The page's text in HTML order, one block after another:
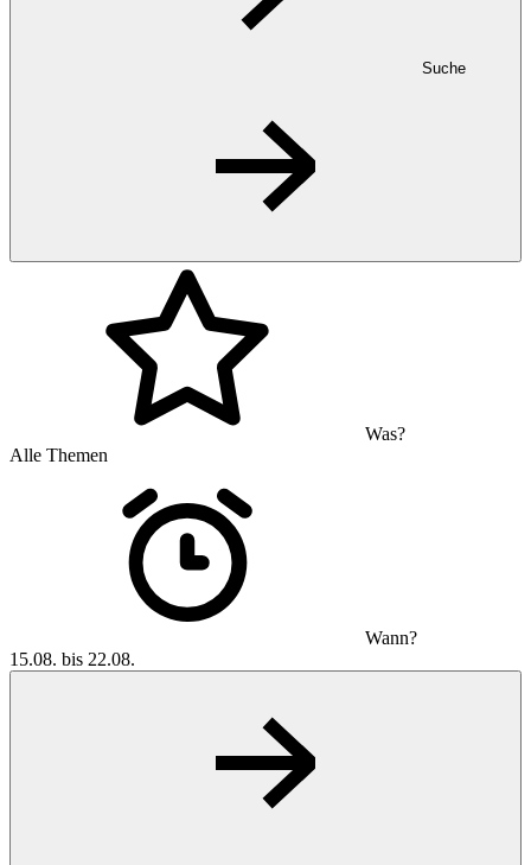
Suche
Was?
Alle Themen
Wann?
15.08. bis 22.08.